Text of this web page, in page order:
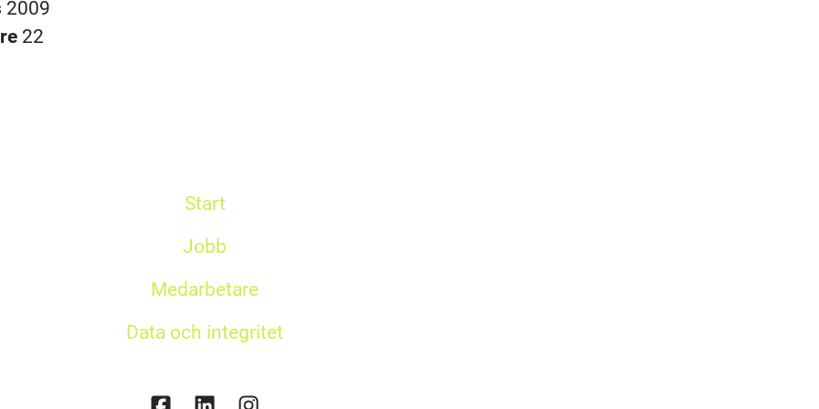
2009
22
Start
Jobb
Medarbetare
Data och integritet